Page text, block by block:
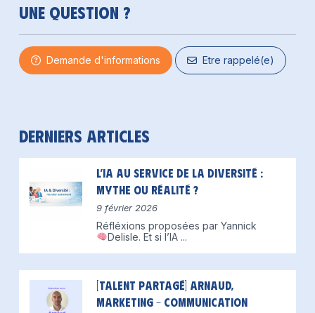
Une question ?
Demande d'informations Etre rappelé(e)
Derniers articles
L’IA au service de la diversité :
mythe ou réalité ?
9 février 2026
Réfléxions proposées par Yannick
Delisle. Et si l’IA ...
[Talent partagé] Arnaud,
Marketing – Communication